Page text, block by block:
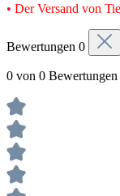
• Der Versand von
Bewertungen 0
0 von 0 Bewertungen